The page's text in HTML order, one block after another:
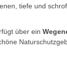
tiefe und
über ein